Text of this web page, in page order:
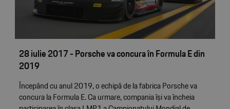
28 iulie 2017 - Porsche va concura în Formula E din
2019
Începând cu anul 2019, o echipă de la fabrica Porsche va
concura la Formula E. Ca urmare, compania își va încheia